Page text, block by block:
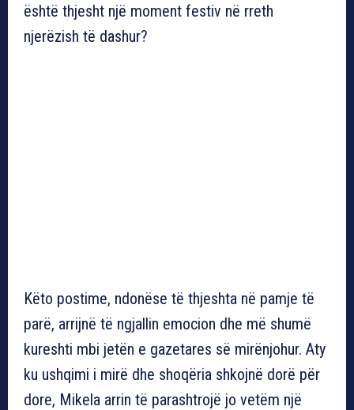
është thjesht një moment festiv në rreth
njerëzish të dashur?
Këto postime, ndonëse të thjeshta në pamje të
parë, arrijnë të ngjallin emocion dhe më shumë
kureshti mbi jetën e gazetares së mirënjohur. Aty
ku ushqimi i mirë dhe shoqëria shkojnë dorë për
dore, Mikela arrin të parashtrojë jo vetëm një